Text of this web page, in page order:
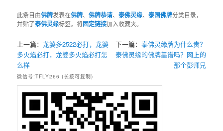
此条目由佛牌发表在佛牌、佛牌恭请、泰佛灵缘、泰国佛牌分类目录，
并贴了泰佛灵缘标签。将固定链接加入收藏夹。
上一篇：龙婆多2522必打，龙婆
多火焰必打，龙婆多火焰必打怎
么样
下一篇： 泰佛灵缘牌为什么贵？
泰佛灵缘的佛牌靠谱吗？网上的
那个彭师兄
微信号:TFLY266 (长按可复制)